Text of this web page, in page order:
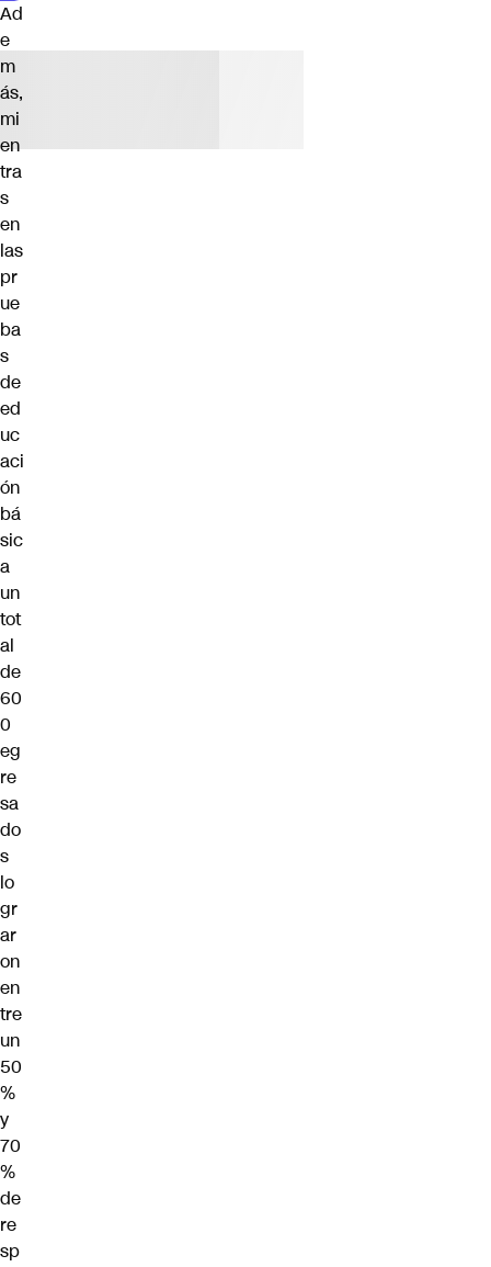
Ad
e
m
ás,
mi
en
tra
s
en
las
pr
ue
ba
s
de
ed
uc
aci
ón
bá
sic
a
un
tot
al
de
60
0
eg
re
sa
do
s
lo
gr
ar
on
en
tre
un
50
%
y
70
%
de
re
sp